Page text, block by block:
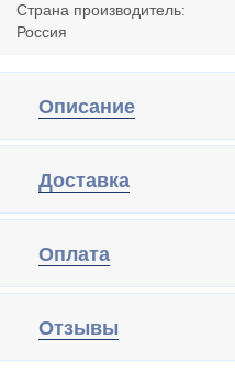
Страна производитель:
Россия
Описание
Доставка
Оплата
Отзывы